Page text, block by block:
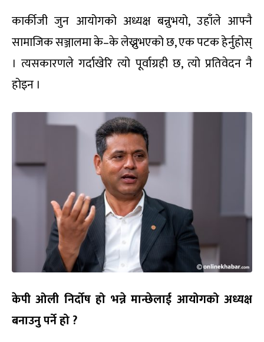
कार्कीजी जुन आयोगको अध्यक्ष बन्नुभयो, उहाँले आफ्नै
सामाजिक सञ्जालमा के–के लेख्नुभएको छ, एक पटक हेर्नुहोस्
। त्यसकारणले गर्दाखेरि त्यो पूर्वाग्रही छ, त्यो प्रतिवेदन नै
होइन ।
केपी ओली निर्दोष हो भन्ने मान्छेलाई आयोगको अध्यक्ष
बनाउनु पर्ने हो ?